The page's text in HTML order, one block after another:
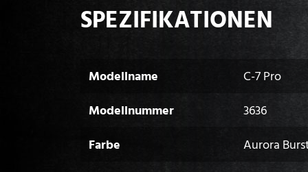
SPEZIFIKATIONEN
Modellname
C-7 Pro
Modellnummer
3636
Farbe
Aurora